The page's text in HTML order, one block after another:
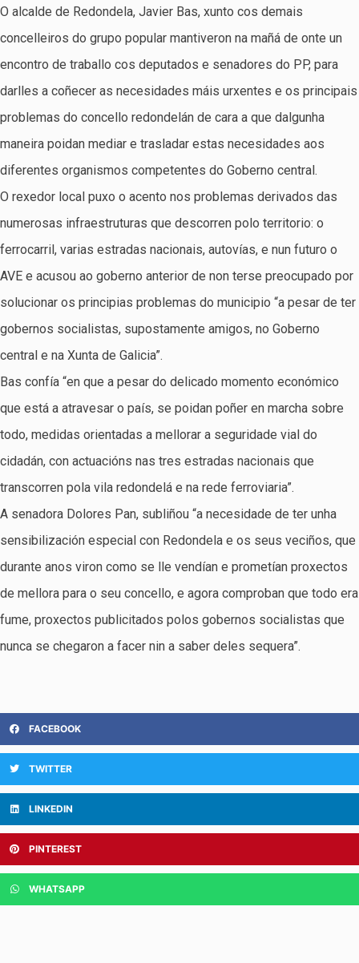
O alcalde de Redondela, Javier Bas, xunto cos demais
concelleiros do grupo popular mantiveron na mañá de onte un
encontro de traballo cos deputados e senadores do PP, para
darlles a coñecer as necesidades máis urxentes e os principais
problemas do concello redondelán de cara a que dalgunha
maneira poidan mediar e trasladar estas necesidades aos
diferentes organismos competentes do Goberno central.
O rexedor local puxo o acento nos problemas derivados das
numerosas infraestruturas que descorren polo territorio: o
ferrocarril, varias estradas nacionais, autovías, e nun futuro o
AVE e acusou ao goberno anterior de non terse preocupado por
solucionar os principias problemas do municipio “a pesar de ter
gobernos socialistas, supostamente amigos, no Goberno
central e na Xunta de Galicia”.
Bas confía “en que a pesar do delicado momento económico
que está a atravesar o país, se poidan poñer en marcha sobre
todo, medidas orientadas a mellorar a seguridade vial do
cidadán, con actuacións nas tres estradas nacionais que
transcorren pola vila redondelá e na rede ferroviaria”.
A senadora Dolores Pan, subliñou “a necesidade de ter unha
sensibilización especial con Redondela e os seus veciños, que
durante anos viron como se lle vendían e prometían proxectos
de mellora para o seu concello, e agora comproban que todo era
fume, proxectos publicitados polos gobernos socialistas que
nunca se chegaron a facer nin a saber deles sequera”.
FACEBOOK
TWITTER
LINKEDIN
PINTEREST
WHATSAPP